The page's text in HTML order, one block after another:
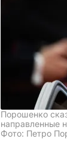
Порошенко
направленные
Фото: Петро